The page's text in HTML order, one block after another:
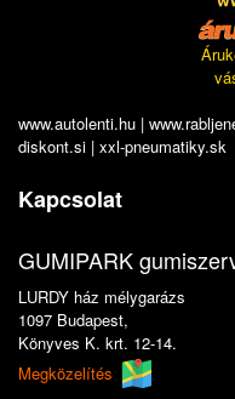
www.autolenti.hu |
diskont.si | xxl-pneumatiky.sk
Kapcsolat
GUMIPARK
LURDY ház mélygarázs
1097 Budapest,
Könyves K. krt. 12-14.
Megközelítés